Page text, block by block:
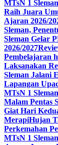
MTsN 1
Raih Juara
Ajaran 2026/
Sleman,
Sleman Gelar
2026/2027
Pembelajaran
Laksanakan
Sleman Jalani
Lapangan
MTsN 1 Sleman
Malam Pentas
Giat Hari
MerapiHujan
Perkemahan
MTsN 1